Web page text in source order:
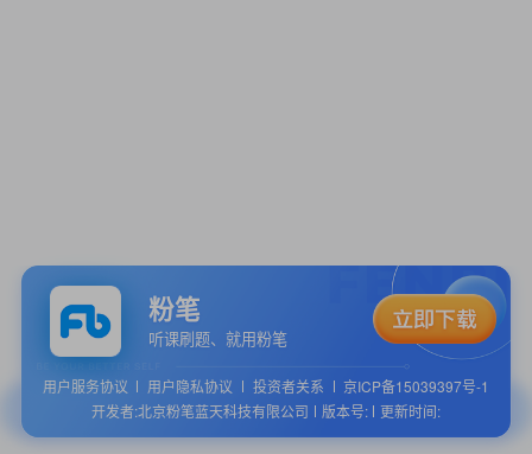
粉笔
听课刷题、就用粉笔
用户服务协议 用户隐私协议 投资者关系
京ICP备15039397号-1
开发者:北京粉笔蓝天科技有限公司
版本号: 更新时间: